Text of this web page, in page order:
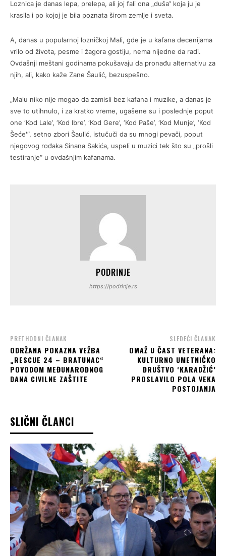
Loznica je danas lepa, prelepa, ali joj fali ona „duša“ koja ju je
krasila i po kojoj je bila poznata širom zemlje i sveta.
A, danas u popularnoj lozničkoj Mali, gde je u kafana decenijama
vrilo od života, pesme i žagora gostiju, nema nijedne da radi.
Ovdašnji meštani godinama pokušavaju da pronađu alternativu za
njih, ali, kako kaže Zane Šaulić, bezuspešno.
„Malu niko nije mogao da zamisli bez kafana i muzike, a danas je
sve to utihnulo, i za kratko vreme, ugašene su i poslednje poput
one ‘Kod Lale’, ‘Kod Ibre’, ‘Kod Gere’, ‘Kod Paše’, ‘Kod Munje’, ‘Kod
Šeće'“, setno zbori Šaulić, istučuči da su mnogi pevači, poput
njegovog rođaka Sinana Sakića, uspeli u muzici tek što su „prošli
testiranje“ u ovdašnjim kafanama.
PODRINJE
https://podrinje.rs
PRETHODNI ČLANAK
ODRŽANA POKAZNA VEŽBA
„RESCUE 24 – BRATUNAC“
POVODOM MEĐUNARODNOG
DANA CIVILNE ZAŠTITE
SLEDEĆI ČLANAK
OMAŽ U ČAST VETERANA:
KULTURNO UMETNIČKO
DRUŠTVO ‘KARADŽIĆ’
PROSLAVILO POLA VEKA
POSTOJANJA
SLIČNI ČLANCI